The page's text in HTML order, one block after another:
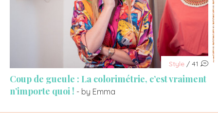
Style / 41
Coup de gueule : La colorimétrie, c’est vraiment
n’importe quoi ! - by Emma